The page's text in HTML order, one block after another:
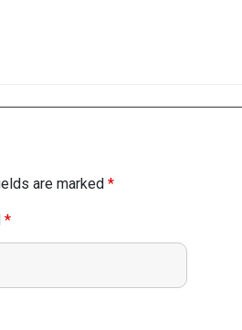
are marked *
*